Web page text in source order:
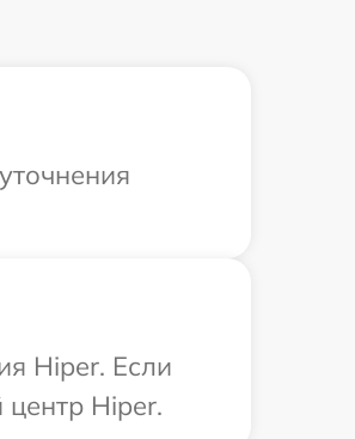
Hiper. Если
Hiper.